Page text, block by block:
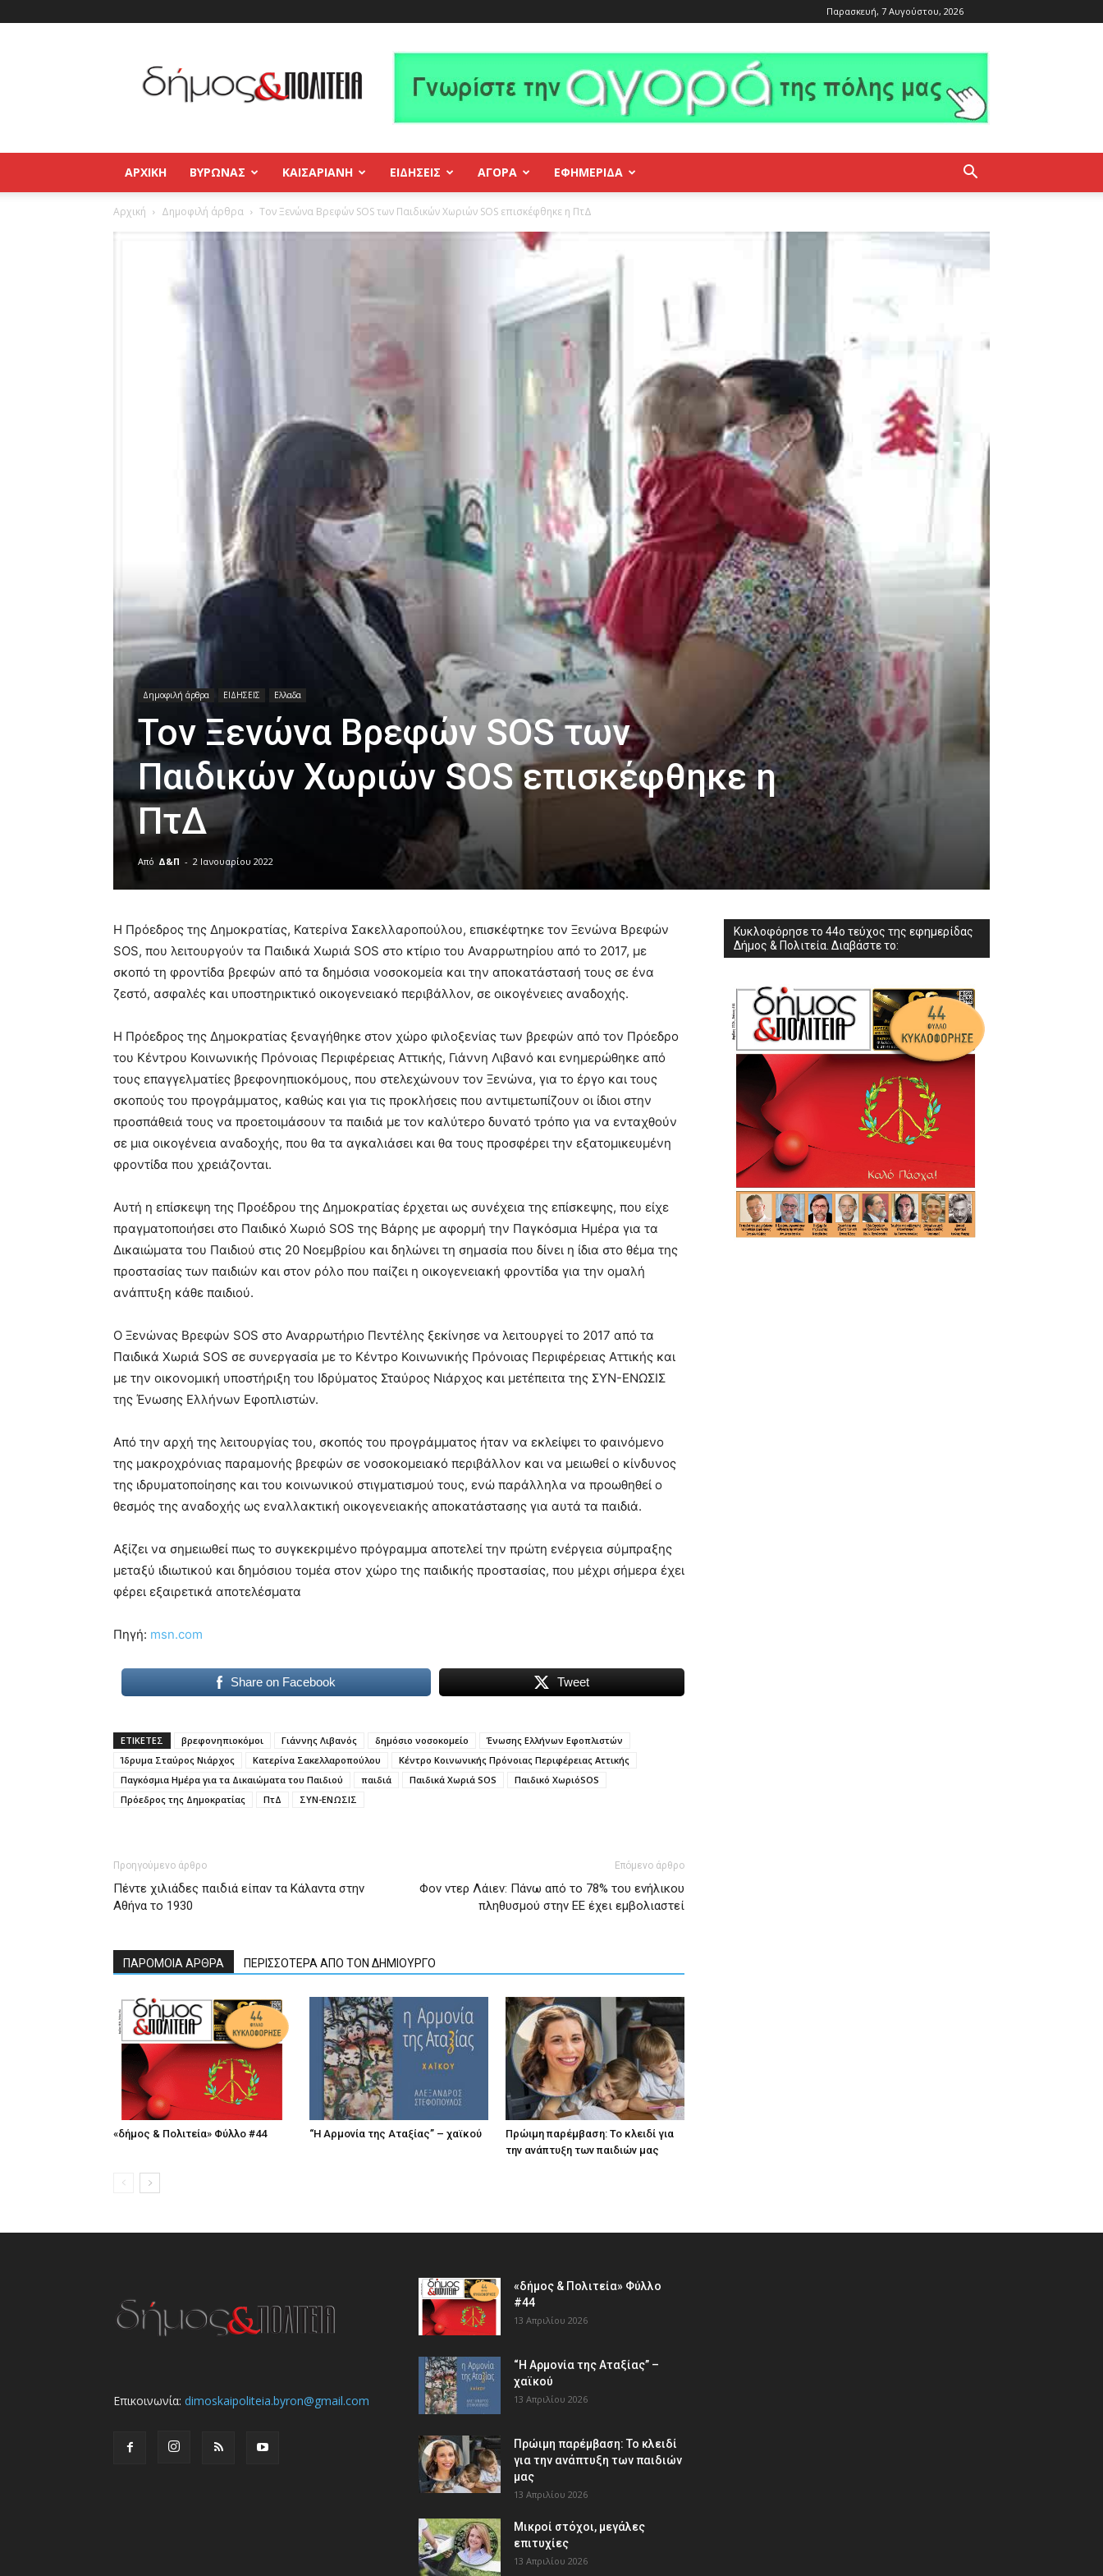
Παρασκευή, 7 Αυγούστου, 2026
και
Πολιτεία
Βύρωνας
–
Παγκράτι
ΑΡΧΙΚΉ ΒΥΡΩΝΑΣ ΚΑΙΣΑΡΙΑΝΗ ΕΙΔΗΣΕΙΣ ΑΓΟΡΑ ΕΦΗΜΕΡΊΔΑ
Αρχική Δημοφιλή άρθρα Τον Ξενώνα Βρεφών SOS των Παιδικών Χωριών SOS επισκέφθηκε η ΠτΔ
Δημοφιλή άρθρα ΕΙΔΗΣΕΙΣ Ελλαδα
Τον Ξενώνα Βρεφών SOS των
Παιδικών Χωριών SOS επισκέφθηκε η
ΠτΔ
Από Δ&Π - 2 Ιανουαρίου 2022
very
hot
cam
xxx
lyons
teaches
the
meaning
of
pain.
pornhun
hd
Η Πρόεδρος της Δημοκρατίας, Κατερίνα Σακελλαροπούλου, επισκέφτηκε τον Ξενώνα Βρεφών
SOS, που λειτουργούν τα Παιδικά Χωριά SOS στο κτίριο του Αναρρωτηρίου από το 2017, με
σκοπό τη φροντίδα βρεφών από τα δημόσια νοσοκομεία και την αποκατάστασή τους σε ένα
ζεστό, ασφαλές και υποστηρικτικό οικογενειακό περιβάλλον, σε οικογένειες αναδοχής.
Η Πρόεδρος της Δημοκρατίας ξεναγήθηκε στον χώρο φιλοξενίας των βρεφών από τον Πρόεδρο
του Κέντρου Κοινωνικής Πρόνοιας Περιφέρειας Αττικής, Γιάννη Λιβανό και ενημερώθηκε από
τους επαγγελματίες βρεφονηπιοκόμους, που στελεχώνουν τον Ξενώνα, για το έργο και τους
σκοπούς του προγράμματος, καθώς και για τις προκλήσεις που αντιμετωπίζουν οι ίδιοι στην
προσπάθειά τους να προετοιμάσουν τα παιδιά με τον καλύτερο δυνατό τρόπο για να ενταχθούν
σε μια οικογένεια αναδοχής, που θα τα αγκαλιάσει και θα τους προσφέρει την εξατομικευμένη
φροντίδα που χρειάζονται.
Αυτή η επίσκεψη της Προέδρου της Δημοκρατίας έρχεται ως συνέχεια της επίσκεψης, που είχε
πραγματοποιήσει στο Παιδικό Χωριό SOS της Βάρης με αφορμή την Παγκόσμια Ημέρα για τα
Δικαιώματα του Παιδιού στις 20 Νοεμβρίου και δηλώνει τη σημασία που δίνει η ίδια στο θέμα της
προστασίας των παιδιών και στον ρόλο που παίζει η οικογενειακή φροντίδα για την ομαλή
ανάπτυξη κάθε παιδιού.
Ο Ξενώνας Βρεφών SOS στο Αναρρωτήριο Πεντέλης ξεκίνησε να λειτουργεί το 2017 από τα
Παιδικά Χωριά SOS σε συνεργασία με το Κέντρο Κοινωνικής Πρόνοιας Περιφέρειας Αττικής και
με την οικονομική υποστήριξη του Ιδρύματος Σταύρος Νιάρχος και μετέπειτα της ΣΥΝ-ΕΝΩΣΙΣ
της Ένωσης Ελλήνων Εφοπλιστών.
Από την αρχή της λειτουργίας του, σκοπός του προγράμματος ήταν να εκλείψει το φαινόμενο
της μακροχρόνιας παραμονής βρεφών σε νοσοκομειακό περιβάλλον και να μειωθεί ο κίνδυνος
της ιδρυματοποίησης και του κοινωνικού στιγματισμού τους, ενώ παράλληλα να προωθηθεί ο
θεσμός της αναδοχής ως εναλλακτική οικογενειακής αποκατάστασης για αυτά τα παιδιά.
Αξίζει να σημειωθεί πως το συγκεκριμένο πρόγραμμα αποτελεί την πρώτη ενέργεια σύμπραξης
μεταξύ ιδιωτικού και δημόσιου τομέα στον χώρο της παιδικής προστασίας, που μέχρι σήμερα έχει
φέρει εξαιρετικά αποτελέσματα
Πηγή: msn.com
Share on Facebook Tweet
ΕΤΙΚΕΤΕΣ βρεφονηπιοκόμοι Γιάννης Λιβανός δημόσιο νοσοκομείο
Ένωσης Ελλήνων Εφοπλιστών
Ίδρυμα Σταύρος Νιάρχος
Κατερίνα Σακελλαροπούλου
Κέντρο Κοινωνικής Πρόνοιας Περιφέρειας Αττικής
Παγκόσμια Ημέρα για τα Δικαιώματα του Παιδιού
παιδιά Παιδικά Χωριά SOS
Παιδικό ΧωριόSOS
Πρόεδρος της Δημοκρατίας
ΠτΔ ΣΥΝ-ΕΝΩΣΙΣ
Προηγούμενο άρθρο
Πέντε χιλιάδες παιδιά είπαν τα Κάλαντα στην
Αθήνα το 1930
Επόμενο άρθρο
Φον ντερ Λάιεν: Πάνω από το 78% του ενήλικου
πληθυσμού στην ΕΕ έχει εμβολιαστεί
ΠΑΡΟΜΟΙΑ ΑΡΘΡΑ ΠΕΡΙΣΣΟΤΕΡΑ ΑΠΟ ΤΟΝ ΔΗΜΙΟΥΡΓΟ
«δήμος & Πολιτεία» Φύλλο #44 “Η Αρμονία της Αταξίας” – χαϊκού
Πρώιμη παρέμβαση: Το κλειδί για
την ανάπτυξη των παιδιών µας
Κυκλοφόρησε το 44ο τεύχος της εφημερίδας
Δήμος & Πολιτεία. Διαβάστε το:
Επικοινωνία: dimoskaipoliteia.byron@gmail.com
«δήμος & Πολιτεία» Φύλλο
#44
13 Απριλίου 2026
“Η Αρμονία της Αταξίας” –
χαϊκού
13 Απριλίου 2026
Πρώιμη παρέμβαση: Το κλειδί
για την ανάπτυξη των παιδιών
µας
13 Απριλίου 2026
Μικροί στόχοι, μεγάλες
επιτυχίες
13 Απριλίου 2026